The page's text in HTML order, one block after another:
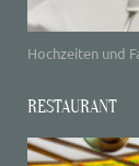
Hochzeiten und
RESTAURANT